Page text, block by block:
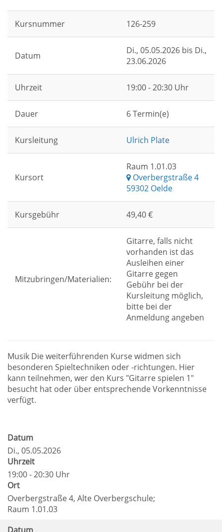
Kursnummer 126-259
Datum Di., 05.05.2026 bis Di.,
23.06.2026
Uhrzeit 19:00 - 20:30 Uhr
Dauer 6 Termin(e)
Kursleitung Ulrich Plate
Kursort
Raum 1.01.03
Overbergstraße 4
59302 Oelde
Kursgebühr 49,40 €
Mitzubringen/Materialien:
Gitarre, falls nicht
vorhanden ist das
Ausleihen einer
Gitarre gegen
Gebühr bei der
Kursleitung möglich,
bitte bei der
Anmeldung angeben
Musik Die weiterführenden Kurse widmen sich
besonderen Spieltechniken oder -richtungen. Hier
kann teilnehmen, wer den Kurs "Gitarre spielen 1"
besucht hat oder über entsprechende Vorkenntnisse
verfügt.
Datum
Di., 05.05.2026
Uhrzeit
19:00 - 20:30 Uhr
Ort
Overbergstraße 4, Alte Overbergschule;
Raum 1.01.03